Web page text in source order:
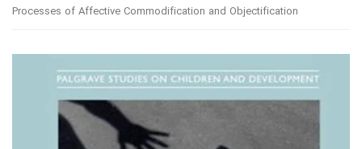
Processes of Affective Commodification and Objectification